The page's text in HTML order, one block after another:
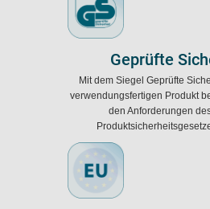
Geprüfte
Mit dem Siegel Geprüfte
verwendungsfertigen Produkt
den Anforderungen